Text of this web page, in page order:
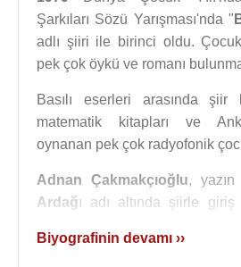
Şarkıları Sözü Yarışması'nda "
adlı şiiri ile birinci oldu.
pek çok öykü ve romanı
Basılı eserleri arasında şiir
matematik kitapları ve
oynanan pek çok radyofonik
Adnan Çakmakçıoğlu, yazın
Ardağı adı altında şiirle
adıyla bu alanda birçok
Biyografinin devamı ››